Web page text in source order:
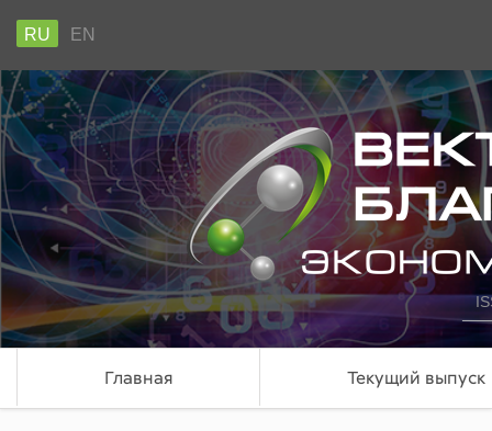
RU EN
Главная Текущий выпуск